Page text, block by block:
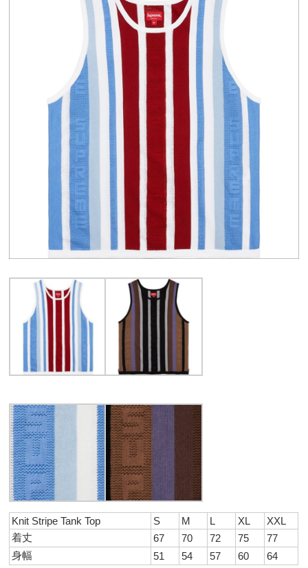
Knit Stripe Tank Top S M L XL
XXL
着丈
67 70 72 75
77
身幅
51 54 57 60 64